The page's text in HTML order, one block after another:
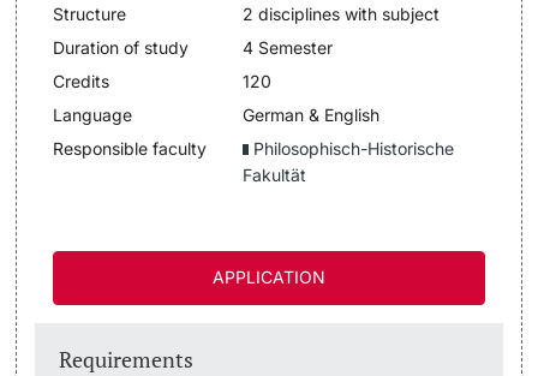
Lecturers
Dates
Documents & Verification
Welcome to the University of Basel
Course Auditors
Structure
2 disciplines with subject
Duration of study
4 Semester
Credits
120
Language
German & English
Responsible faculty
Philosophisch-Historische
Fakultät
APPLICATION
Requirements